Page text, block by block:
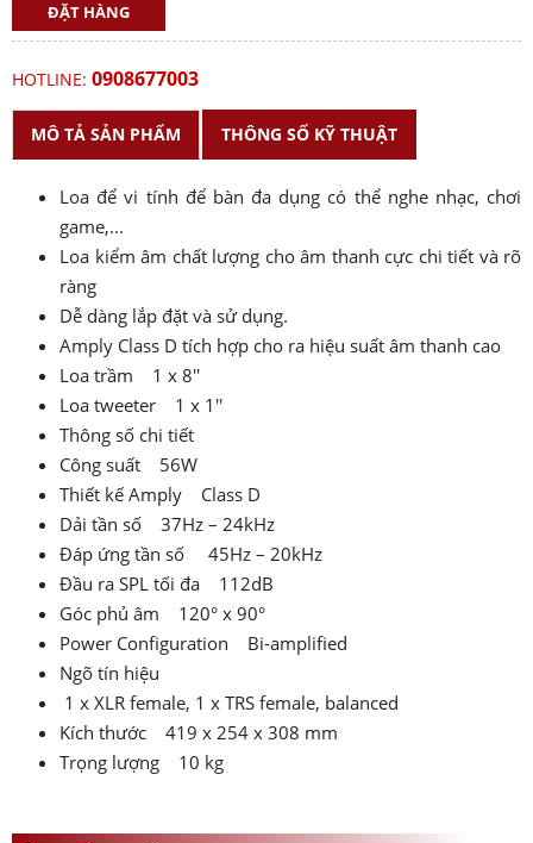
ĐẶT HÀNG
HOTLINE: 0908677003
MÔ TẢ SẢN PHẨM THÔNG SỐ KỸ THUẬT
Loa để vi tính để bàn đa dụng có thể nghe nhạc, chơi
game,...
Loa kiểm âm chất lượng cho âm thanh cực chi tiết và rõ
ràng
Dễ dàng lắp đặt và sử dụng.
Amply Class D tích hợp cho ra hiệu suất âm thanh cao
Loa trầm 1 x 8''
Loa tweeter 1 x 1''
Thông số chi tiết
Công suất 56W
Thiết kế Amply Class D
Dải tần số 37Hz – 24kHz
Đáp ứng tần số 45Hz – 20kHz
Đầu ra SPL tối đa 112dB
Góc phủ âm 120° x 90°
Power Configuration Bi-amplified
Ngõ tín hiệu
1 x XLR female, 1 x TRS female, balanced
Kích thước 419 x 254 x 308 mm
Trọng lượng 10 kg